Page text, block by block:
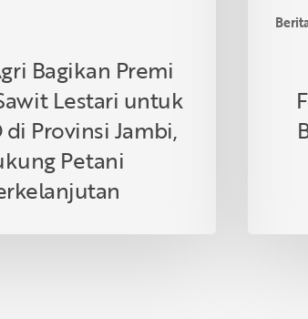
Bagikan Premi
Lestari untuk
Provinsi Jambi,
Petani
Kabung,